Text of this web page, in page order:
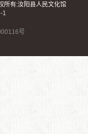
有:汝阳县人民文化馆
1
号